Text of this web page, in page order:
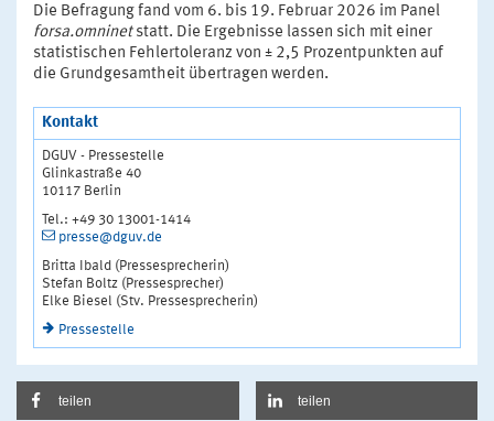
Die Befragung fand vom 6. bis 19. Februar 2026 im Panel
forsa.omninetstatt. Die Ergebnisse lassen sich mit einer
statistischen Fehlertoleranz von ± 2,5 Prozentpunkten auf
die Grundgesamtheit übertragen werden.
Kontakt
DGUV - Pressestelle
Glinkastraße 40
10117 Berlin
Tel.: +49 30 13001-1414
presse@dguv.de
Britta Ibald (Pressesprecherin)
Stefan Boltz (Pressesprecher)
Elke Biesel (Stv. Pressesprecherin)
Pressestelle
teilen teilen